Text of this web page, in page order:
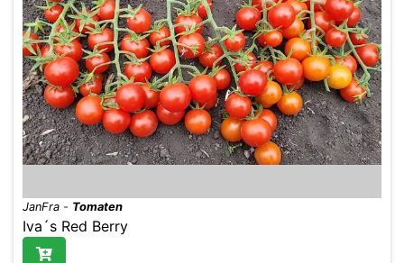
JanFra - Tomaten
Iva´s Red Berry